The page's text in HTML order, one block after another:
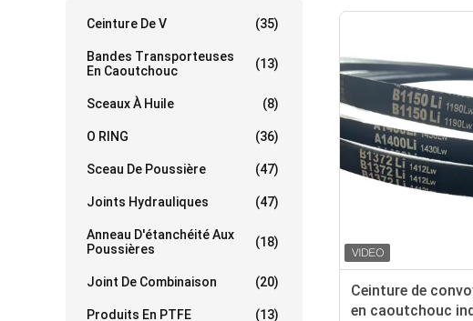
Ceinture De V (35)
Bandes Transporteuses
En Caoutchouc
(13)
Sceaux À Huile (8)
O RING (36)
Sceau De Poussière (47)
Joints Hydrauliques (47)
Anneau D'étanchéité Aux
Poussières
(18)
Joint De Combinaison (20)
Produits En PTFE (13)
Ceinture de
en caoutchouc